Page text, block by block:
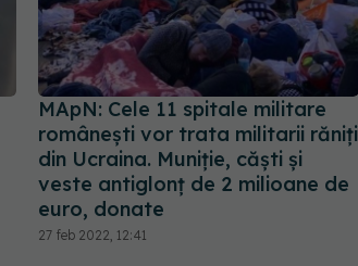
MApN: Cele 11 spitale militare
românești vor trata militarii răniți
din Ucraina. Muniție, căști și
veste antiglonț de 2 milioane de
euro, donate
27 feb 2022, 12:41